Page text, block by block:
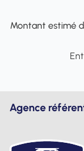
Montant estimé
Agence